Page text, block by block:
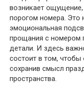
возникает ощущение,
порогом номера. Это
эмоциональная
прощания с номером
детали. И здесь
состоит в том, чтобы
сохранив смысл
пространства.